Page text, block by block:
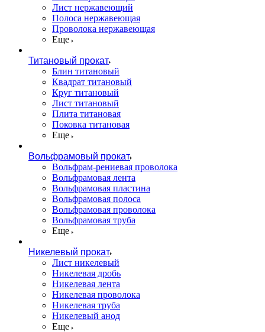
Лист нержавеющий
Полоса нержавеющая
Проволока нержавеющая
Еще
Титановый прокат
Блин титановый
Квадрат титановый
Круг титановый
Лист титановый
Плита титановая
Поковка титановая
Еще
Вольфрамовый прокат
Вольфрам-рениевая проволока
Вольфрамовая лента
Вольфрамовая пластина
Вольфрамовая полоса
Вольфрамовая проволока
Вольфрамовая труба
Еще
Никелевый прокат
Лист никелевый
Никелевая дробь
Никелевая лента
Никелевая проволока
Никелевая труба
Никелевый анод
Еще